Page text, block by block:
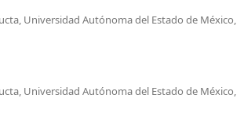
Universidad Autónoma del Estado de México,
Universidad Autónoma del Estado de México,